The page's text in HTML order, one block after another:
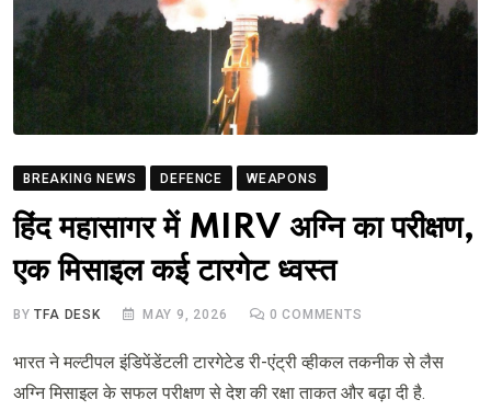
BREAKING NEWS DEFENCE WEAPONS
हिंद महासागर में MIRV अग्नि का परीक्षण,
एक मिसाइल कई टारगेट ध्वस्त
BYTFA DESK MAY 9, 2026 0 COMMENTS
भारत ने मल्टीपल इंडिपेंडेंटली टारगेटेड री-एंट्री व्हीकल तकनीक से लैस
अग्नि मिसाइल के सफल परीक्षण से देश की रक्षा ताकत और बढ़ा दी है.